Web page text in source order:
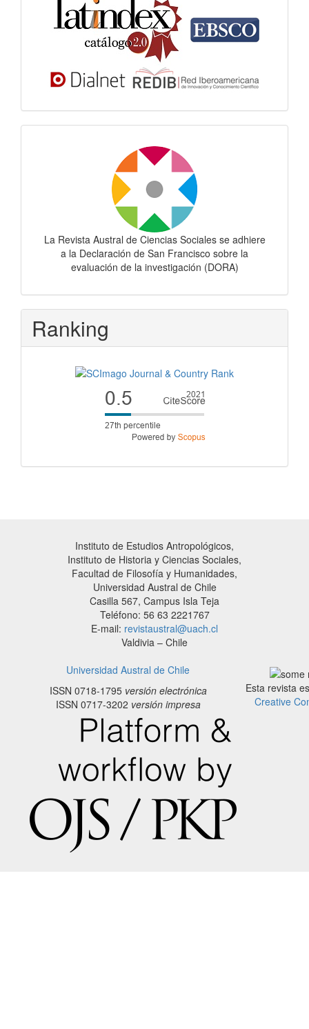
La Revista Austral de Ciencias Sociales se adhiere
a la Declaración de San Francisco sobre la
evaluación de la investigación (DORA)
Ranking
Instituto de Estudios Antropológicos,
Instituto de Historia y Ciencias Sociales,
Facultad de Filosofía y Humanidades,
Universidad Austral de Chile
Casilla 567, Campus Isla Teja
Teléfono: 56 63 2221767
E-mail: revistaustral@uach.cl
Valdivia – Chile
Universidad Austral de Chile
ISSN 0718-1795versión electrónica
ISSN 0717-3202 versión impresa
Esta revista
Creative